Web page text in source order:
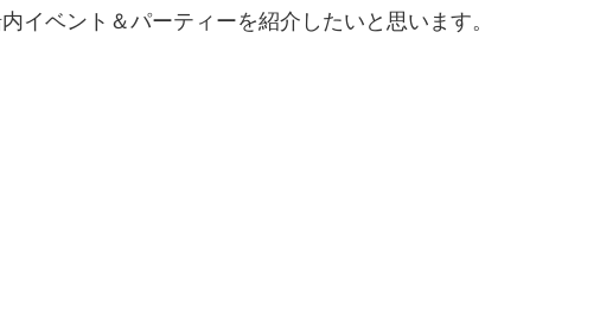
イベント＆パーティーを紹介したいと思います。